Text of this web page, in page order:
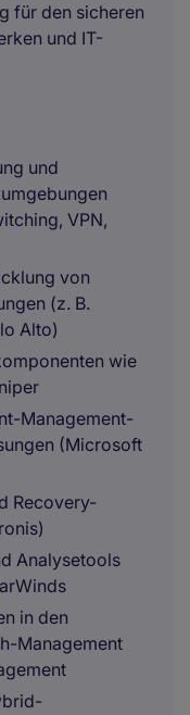
für den sicheren
und IT-
und
VPN,
von
(z. B.
Alto)
wie
Management-
(Microsoft
Recovery-
Analysetools
in den
Management